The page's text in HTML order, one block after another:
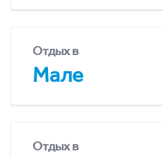
Отдых в
Мале
Отдых в